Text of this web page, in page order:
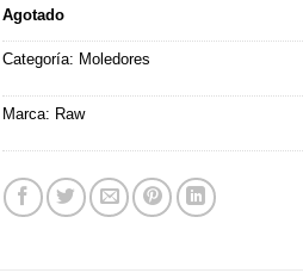
Agotado
Categoría: Moledores
Marca: Raw